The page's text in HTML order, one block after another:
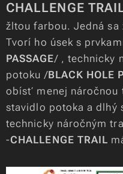
CHALLENGE
žltou farbou. Jedná sa
Tvorí ho úsek s
PASSAGE/ , technicky
potoku /BLACK HOLE
obísť menej náročnou
stavidlo potoka a dlhý
technicky náročným
-CHALLENGE TRAIL